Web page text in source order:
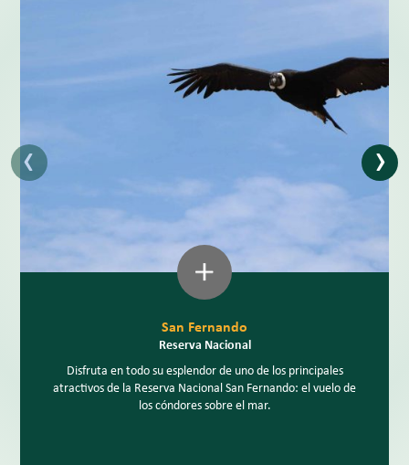
San Fernando
Reserva Nacional
Disfruta en todo su esplendor de uno de los principales
atractivos de la Reserva Nacional San Fernando: el vuelo de
los cóndores sobre el mar.
‹ ›